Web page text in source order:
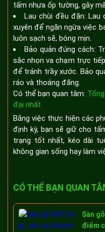
tấm nhựa ốp tường, gây
Lau chùi đều đặn:
xuyên để ngăn ngừa việc
luôn sạch sẽ, bóng mịn.
Bảo quản đúng cách:
sắc nhọn va chạm trực
để tránh trầy xước. Bảo
ráo và thoáng đãng.
Có thể bạn quan tâm:
đại nhất
Bằng việc thực hiện các
định kỳ, bạn sẽ giữ cho
trạng tốt nhất, kéo dài
không gian sống hay làm
CÓ THỂ BẠN QUAN
Sàn
điểm